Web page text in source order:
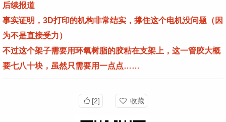
后续报道
事实证明，3D打印的机构非常结实，撑住这个电机没问题（因
为不是直接受力）
不过这个架子需要用环氧树脂的胶粘在支架上，这一管胶大概
要七八十块，虽然只需要用一点点……
[2] 收藏